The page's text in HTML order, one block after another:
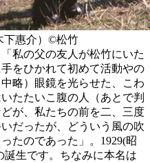
下惠介）©️松竹
私の父の友人が松竹にいた
をひかれて初めて活動やの
略）眼鏡を光らせた、こわ
たたいこ腹の人（あとで判
が、私たちの前を二、三度
だったが、どういう風の吹
たのであった」。1929(昭
誕生です。ちなみに本名は